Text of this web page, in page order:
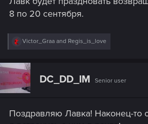
8 по 20 сентября.
R
c
t
i
o
:
Victor_Graa and Regis_is_love
DC_DD_IM Senior user
Поздравляю Лавка! Наконец-то